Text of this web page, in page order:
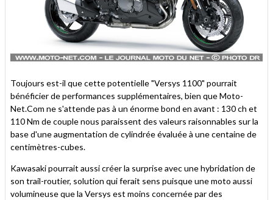
Toujours est-il que cette potentielle "Versys 1100" pourrait
bénéficier de performances supplémentaires, bien que Moto-
Net.Com ne s'attende pas à un énorme bond en avant : 130 ch et
110 Nm de couple nous paraissent des valeurs raisonnables sur la
base d'une augmentation de cylindrée évaluée à une centaine de
centimètres-cubes.
Kawasaki pourrait aussi créer la surprise avec une hybridation de
son trail-routier, solution qui ferait sens puisque une moto aussi
volumineuse que la Versys est moins concernée par des